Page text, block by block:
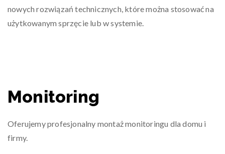
nowych rozwiązań technicznych, które można stosować na
użytkowanym sprzęcie lub w systemie.
Monitoring
Oferujemy profesjonalny montaż monitoringu dla domu i
firmy.